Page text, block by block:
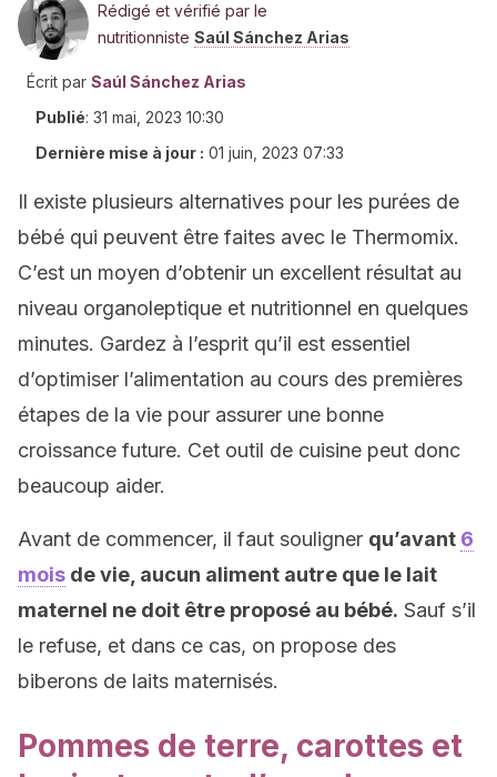
Rédigé et vérifié par le
nutritionniste Saúl Sánchez Arias
Écrit par Saúl Sánchez Arias
Publié: 31 mai, 2023 10:30
Dernière mise à jour : 01 juin, 2023 07:33
Il existe plusieurs alternatives pour les purées de
bébé qui peuvent être faites avec le Thermomix.
C’est un moyen d’obtenir un excellent résultat au
niveau organoleptique et nutritionnel en quelques
minutes. Gardez à l’esprit qu’il est essentiel
d’optimiser l’alimentation au cours des premières
étapes de la vie pour assurer une bonne
croissance future. Cet outil de cuisine peut donc
beaucoup aider.
Avant de commencer, il faut souligner qu’avant 6
mois de vie, aucun aliment autre que le lait
maternel ne doit être proposé au bébé. Sauf s’il
le refuse, et dans ce cas, on propose des
biberons de laits maternisés.
Pommes de terre, carottes et